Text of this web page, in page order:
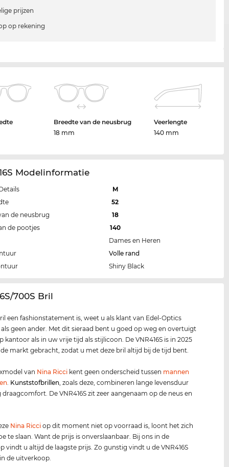
prijzen
op rekening
Breedte van de neusbrug
18 mm
Veerlengte
140 mm
Modelinformatie
M
52
de neusbrug
18
de pootjes
140
Dames en Heren
Volle rand
Shiny Black
700S Bril
een fashionstatement is, weet u als klant van Edel-Optics
geen ander. Met dit sieraad bent u goed op weg en overtuigt
kantoor als in uw vrije tijd als stijlicoon. De VNR416S is in 2025
markt gebracht, zodat u met deze bril altijd bij de tijd bent.
van Nina Ricci kent geen onderscheid tussen mannen
. Kunststofbrillen, zoals deze, combineren lange levensduur
De VNR416S zit zeer aangenaam op de neus en
Nina Ricci op dit moment niet op voorraad is, loont het zich
te slaan. Want de prijs is onverslaanbaar. Bij ons in de
vindt u altijd de laagste prijs. Zo gunstig vindt u de VNR416S
de uitverkoop.